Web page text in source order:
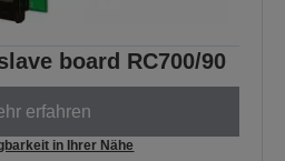
board RC700/90
erfahren
in Ihrer Nähe